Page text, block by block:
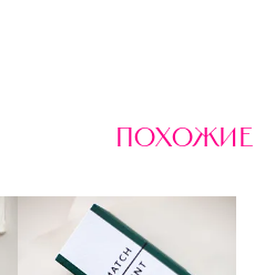
похожие